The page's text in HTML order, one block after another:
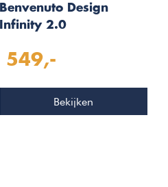
Benvenuto Design
Infinity 2.0
TV Meubel Set 280
549,-
Bekijken